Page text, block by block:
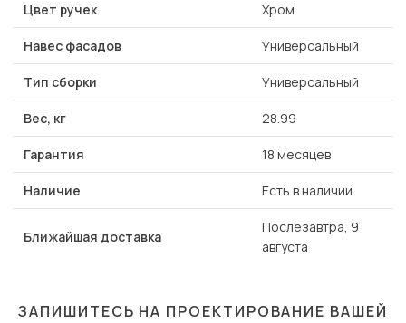
Цвет ручек Хром
Навес фасадов Универсальный
Тип сборки Универсальный
Вес, кг 28.99
Гарантия 18 месяцев
Наличие Есть в наличии
Ближайшая доставка
Послезавтра, 9
августа
ЗАПИШИТЕСЬ НА ПРОЕКТИРОВАНИЕ ВАШЕЙ